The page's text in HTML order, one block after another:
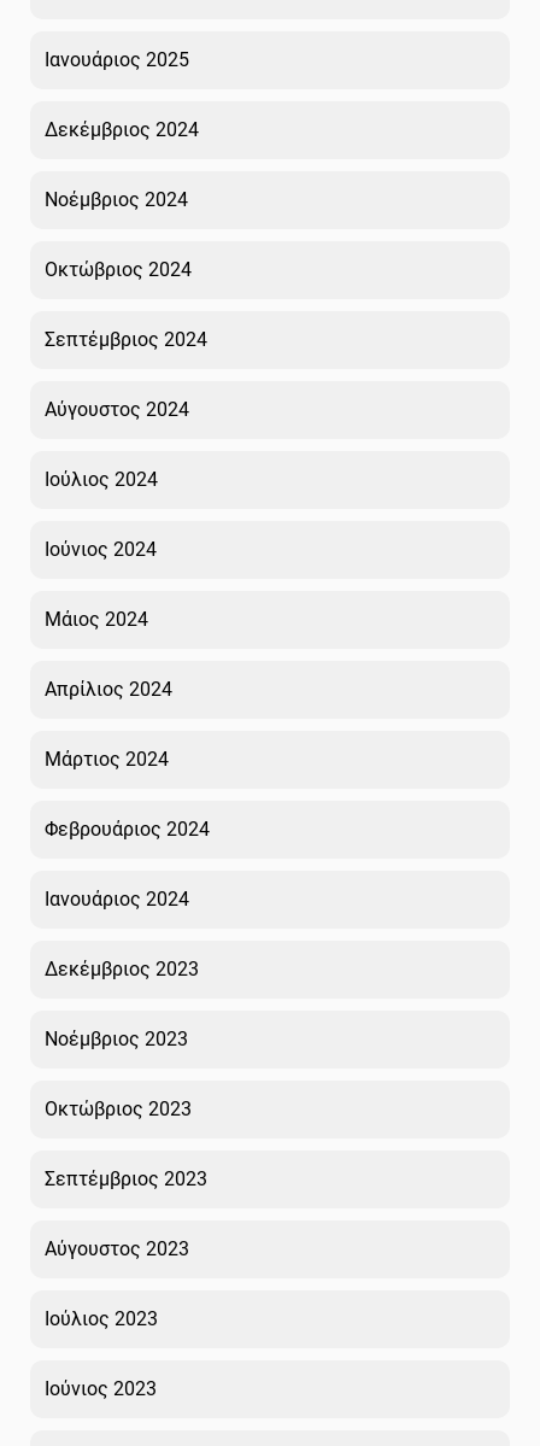
Ιανουάριος 2025
Δεκέμβριος 2024
Νοέμβριος 2024
Οκτώβριος 2024
Σεπτέμβριος 2024
Αύγουστος 2024
Ιούλιος 2024
Ιούνιος 2024
Μάιος 2024
Απρίλιος 2024
Μάρτιος 2024
Φεβρουάριος 2024
Ιανουάριος 2024
Δεκέμβριος 2023
Νοέμβριος 2023
Οκτώβριος 2023
Σεπτέμβριος 2023
Αύγουστος 2023
Ιούλιος 2023
Ιούνιος 2023